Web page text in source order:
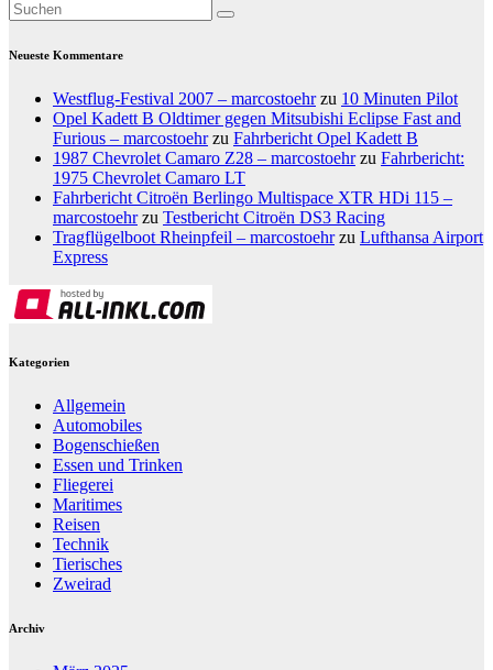
Neueste Kommentare
Westflug-Festival 2007 – marcostoehrzu 10 Minuten Pilot
Opel Kadett B Oldtimer gegen Mitsubishi Eclipse Fast and
Furious – marcostoehrzu Fahrbericht Opel Kadett B
1987 Chevrolet Camaro Z28 – marcostoehrzu Fahrbericht:
1975 Chevrolet Camaro LT
Fahrbericht Citroën Berlingo Multispace XTR HDi 115 –
marcostoehrzu Testbericht Citroën DS3 Racing
Tragflügelboot Rheinpfeil – marcostoehrzu Lufthansa Airport
Express
Kategorien
Allgemein
Automobiles
Bogenschießen
Essen und Trinken
Fliegerei
Maritimes
Reisen
Technik
Tierisches
Zweirad
Archiv